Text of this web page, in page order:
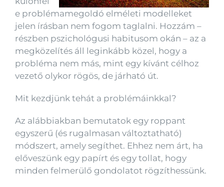
e problémamegoldó elméleti modelleket
jelen írásban nem fogom taglalni. Hozzám –
részben pszichológusi habitusom okán – az a
megközelítés áll leginkább közel, hogy a
probléma nem más, mint egy kívánt célhoz
vezető olykor rögös, de járható út.
Mit kezdjünk tehát a problémáinkkal?
Az alábbiakban bemutatok egy roppant
egyszerű (és rugalmasan változtatható)
módszert, amely segíthet. Ehhez nem árt, ha
előveszünk egy papírt és egy tollat, hogy
minden felmerülő gondolatot rögzíthessünk.